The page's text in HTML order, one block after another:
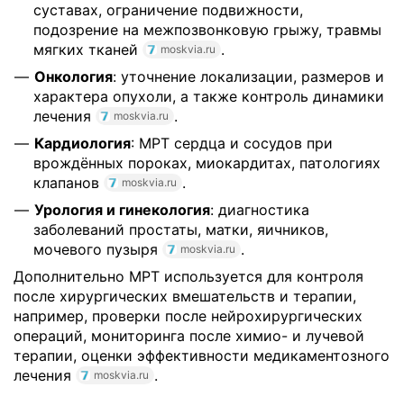
суставах, ограничение подвижности,
подозрение на межпозвонковую грыжу, травмы
мягких тканей
moskvia.ru .
Онкология: уточнение локализации, размеров и
характера опухоли, а также контроль динамики
лечения
moskvia.ru .
Кардиология: МРТ сердца и сосудов при
врождённых пороках, миокардитах, патологиях
клапанов
moskvia.ru .
Урология и гинекология: диагностика
заболеваний простаты, матки, яичников,
мочевого пузыря
moskvia.ru .
Дополнительно МРТ используется для контроля
после хирургических вмешательств и терапии,
например, проверки после нейрохирургических
операций, мониторинга после химио- и лучевой
терапии, оценки эффективности медикаментозного
лечения
moskvia.ru .